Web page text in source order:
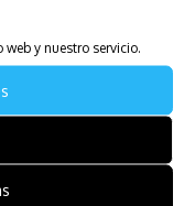
y nuestro servicio.
ti.